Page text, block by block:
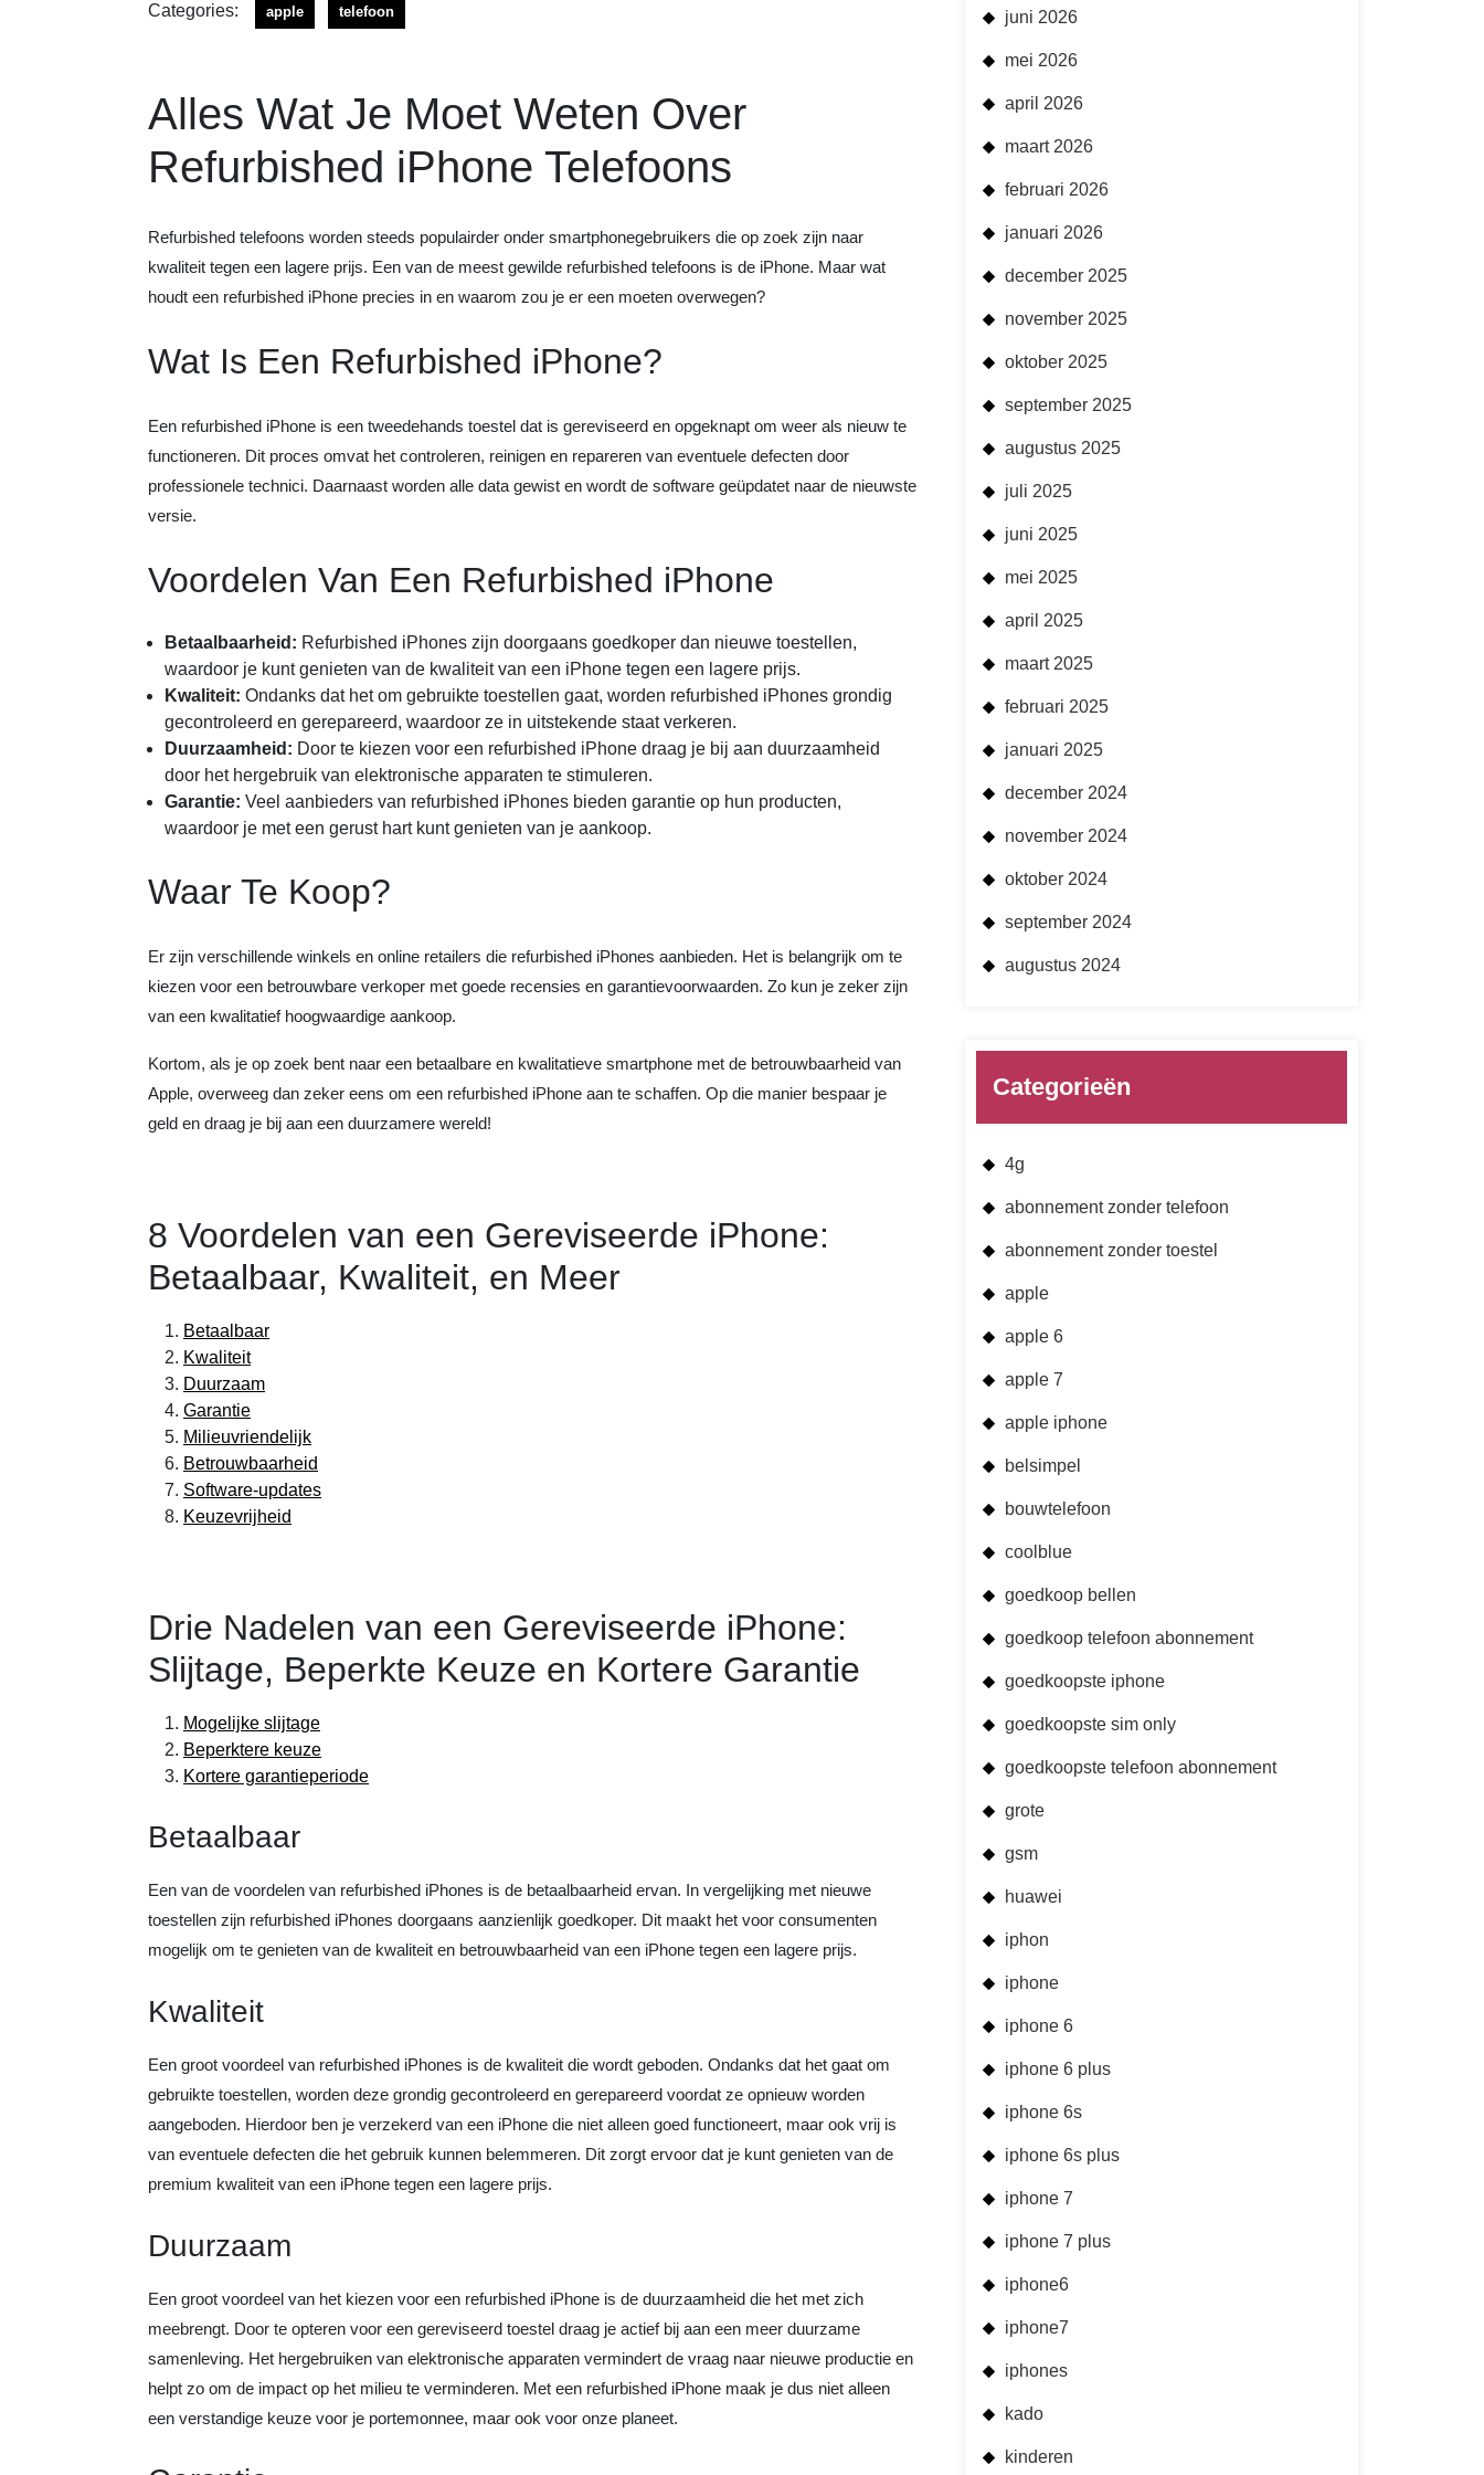
Categories: apple telefoon
Alles Wat Je Moet Weten Over
Refurbished iPhone Telefoons
Refurbished telefoons worden steeds populairder onder smartphonegebruikers die op zoek zijn naar
kwaliteit tegen een lagere prijs. Een van de meest gewilde refurbished telefoons is de iPhone. Maar wat
houdt een refurbished iPhone precies in en waarom zou je er een moeten overwegen?
Wat Is Een Refurbished iPhone?
Een refurbished iPhone is een tweedehands toestel dat is gereviseerd en opgeknapt om weer als nieuw te
functioneren. Dit proces omvat het controleren, reinigen en repareren van eventuele defecten door
professionele technici. Daarnaast worden alle data gewist en wordt de software geüpdatet naar de nieuwste
versie.
Voordelen Van Een Refurbished iPhone
Betaalbaarheid: Refurbished iPhones zijn doorgaans goedkoper dan nieuwe toestellen,
waardoor je kunt genieten van de kwaliteit van een iPhone tegen een lagere prijs.
Kwaliteit: Ondanks dat het om gebruikte toestellen gaat, worden refurbished iPhones grondig
gecontroleerd en gerepareerd, waardoor ze in uitstekende staat verkeren.
Duurzaamheid: Door te kiezen voor een refurbished iPhone draag je bij aan duurzaamheid
door het hergebruik van elektronische apparaten te stimuleren.
Garantie: Veel aanbieders van refurbished iPhones bieden garantie op hun producten,
waardoor je met een gerust hart kunt genieten van je aankoop.
Waar Te Koop?
Er zijn verschillende winkels en online retailers die refurbished iPhones aanbieden. Het is belangrijk om te
kiezen voor een betrouwbare verkoper met goede recensies en garantievoorwaarden. Zo kun je zeker zijn
van een kwalitatief hoogwaardige aankoop.
Kortom, als je op zoek bent naar een betaalbare en kwalitatieve smartphone met de betrouwbaarheid van
Apple, overweeg dan zeker eens om een refurbished iPhone aan te schaffen. Op die manier bespaar je
geld en draag je bij aan een duurzamere wereld!
8 Voordelen van een Gereviseerde iPhone:
Betaalbaar, Kwaliteit, en Meer
Betaalbaar
Kwaliteit
Duurzaam
Garantie
Milieuvriendelijk
Betrouwbaarheid
Software-updates
Keuzevrijheid
Drie Nadelen van een Gereviseerde iPhone:
Slijtage, Beperkte Keuze en Kortere Garantie
Mogelijke slijtage
Beperktere keuze
Kortere garantieperiode
Betaalbaar
Een van de voordelen van refurbished iPhones is de betaalbaarheid ervan. In vergelijking met nieuwe
toestellen zijn refurbished iPhones doorgaans aanzienlijk goedkoper. Dit maakt het voor consumenten
mogelijk om te genieten van de kwaliteit en betrouwbaarheid van een iPhone tegen een lagere prijs.
Kwaliteit
Een groot voordeel van refurbished iPhones is de kwaliteit die wordt geboden. Ondanks dat het gaat om
gebruikte toestellen, worden deze grondig gecontroleerd en gerepareerd voordat ze opnieuw worden
aangeboden. Hierdoor ben je verzekerd van een iPhone die niet alleen goed functioneert, maar ook vrij is
van eventuele defecten die het gebruik kunnen belemmeren. Dit zorgt ervoor dat je kunt genieten van de
premium kwaliteit van een iPhone tegen een lagere prijs.
Duurzaam
Een groot voordeel van het kiezen voor een refurbished iPhone is de duurzaamheid die het met zich
meebrengt. Door te opteren voor een gereviseerd toestel draag je actief bij aan een meer duurzame
samenleving. Het hergebruiken van elektronische apparaten vermindert de vraag naar nieuwe productie en
helpt zo om de impact op het milieu te verminderen. Met een refurbished iPhone maak je dus niet alleen
een verstandige keuze voor je portemonnee, maar ook voor onze planeet.
juni 2026
mei 2026
april 2026
maart 2026
februari 2026
januari 2026
december 2025
november 2025
oktober 2025
september 2025
augustus 2025
juli 2025
juni 2025
mei 2025
april 2025
maart 2025
februari 2025
januari 2025
december 2024
november 2024
oktober 2024
september 2024
augustus 2024
Categorieën
4g
abonnement zonder telefoon
abonnement zonder toestel
apple
apple 6
apple 7
apple iphone
belsimpel
bouwtelefoon
coolblue
goedkoop bellen
goedkoop telefoon abonnement
goedkoopste iphone
goedkoopste sim only
goedkoopste telefoon abonnement
grote
gsm
huawei
iphon
iphone
iphone 6
iphone 6 plus
iphone 6s
iphone 6s plus
iphone 7
iphone 7 plus
iphone6
iphone7
iphones
kado
kinderen